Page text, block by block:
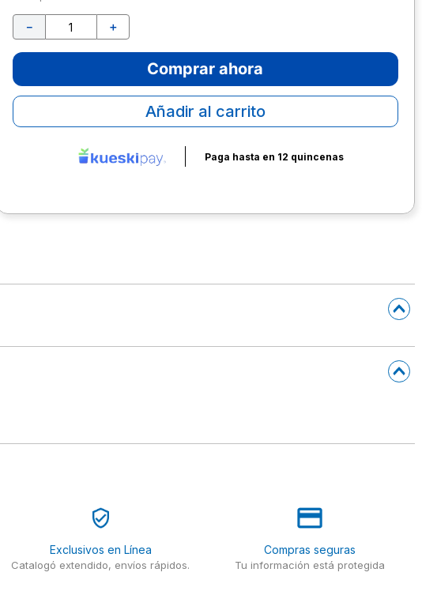
＋
－
Comprar ahora
Añadir al carrito
Paga hasta en 12 quincenas
Exclusivos en Línea
Catalogó extendido, envíos rápidos.
Compras seguras
Tu información está protegida